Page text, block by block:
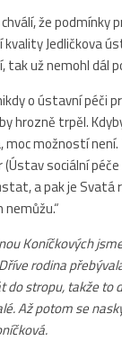
že podmínky
kvality Jedličkova
tak už nemohl dál
o ústavní péči
hrozně trpěl.
moc možností
(Ústav sociální
a pak je Svatá
nemůžu.“
Koníčkových
rodina
do stropu, takže to
Až potom se